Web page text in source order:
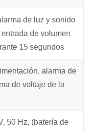
de luz y sonido
de volumen
15 segundos
alarma de
de voltaje de la
50 Hz, (batería de